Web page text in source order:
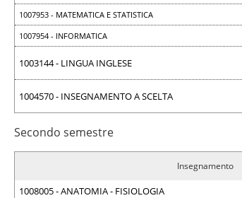
1007953 - MATEMATICA E STATISTICA
1007954 - INFORMATICA
1003144 - LINGUA INGLESE
1004570 - INSEGNAMENTO A SCELTA
Secondo semestre
Insegnamento
1008005 - ANATOMIA - FISIOLOGIA